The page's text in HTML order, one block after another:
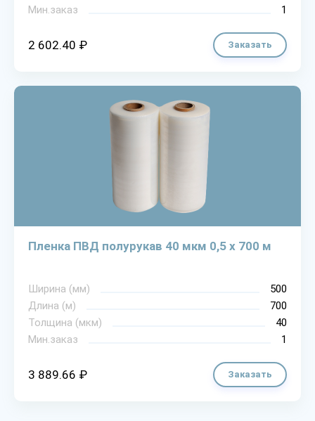
Мин.заказ
1
2 602.40 ₽ Заказать
Пленка ПВД полурукав 40 мкм 0,5 х 700 м
Ширина (мм)
500
Длина (м)
700
Толщина (мкм)
40
Мин.заказ
1
3 889.66 ₽ Заказать